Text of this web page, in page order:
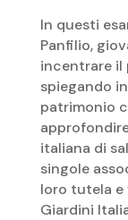
In questi
Panfilio,
incentrare il
spiegando
patrimonio
italiana di
singole
loro tutela e
Giardini